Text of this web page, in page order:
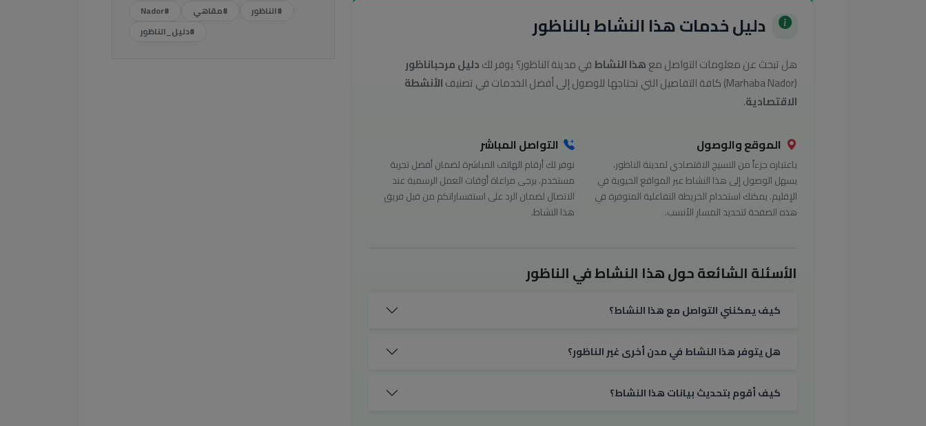
دليل خدمات هذا النشاط بالناظور
هل تبحث عن معلومات التواصل معهذا النشاطفي مدينة الناظور؟ يوفر لكدليل مرحباناظور
(Marhaba Nador) كافة التفاصيل التي تحتاجها للوصول إلى أفضل الخدمات في تصنيف
الأنشطة
الاقتصادية.
الموقع والوصول
باعتباره جزءاً من النسيج الاقتصادي لمدينة الناظور،
يسهل الوصول إلى هذا النشاط عبر المواقع الحيوية في
الإقليم. يمكنك استخدام الخريطة التفاعلية المتوفرة في
هذه الصفحة لتحديد المسار الأنسب.
التواصل المباشر
نوفر لك أرقام الهاتف المباشرة لضمان أفضل تجربة
مستخدم. يرجى مراعاة أوقات العمل الرسمية عند
الاتصال لضمان الرد على استفساراتكم من قبل فريق
هذا النشاط.
الأسئلة الشائعة حول هذا النشاط في الناظور
كيف يمكنني التواصل مع هذا النشاط؟
هل يتوفر هذا النشاط في مدن أخرى غير الناظور؟
كيف أقوم بتحديث بيانات هذا النشاط؟
#الناظور #مقاهي
#Nador
#دليل_الناظور